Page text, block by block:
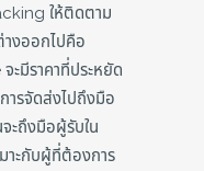
ให้ติดตาม
งออกไปคือ
มีราคาที่ประหยัด
ารจัดส่งไปถึงมือ
ะถึงมือผู้รับใน
าะกับผู้ที่ต้องการ